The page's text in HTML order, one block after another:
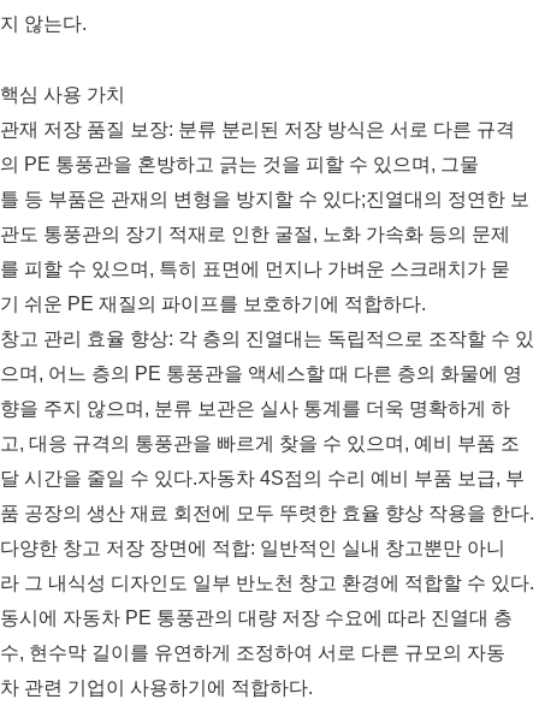
지 않는다.
핵심 사용 가치
관재 저장 품질 보장: 분류 분리된 저장 방식은 서로 다른 규격
의 PE 통풍관을 혼방하고 긁는 것을 피할 수 있으며, 그물
틀 등 부품은 관재의 변형을 방지할 수 있다;진열대의 정연한 보
관도 통풍관의 장기 적재로 인한 굴절, 노화 가속화 등의 문제
를 피할 수 있으며, 특히 표면에 먼지나 가벼운 스크래치가 묻
기 쉬운 PE 재질의 파이프를 보호하기에 적합하다.
창고 관리 효율 향상: 각 층의 진열대는 독립적으로 조작할 수 있
으며, 어느 층의 PE 통풍관을 액세스할 때 다른 층의 화물에 영
향을 주지 않으며, 분류 보관은 실사 통계를 더욱 명확하게 하
고, 대응 규격의 통풍관을 빠르게 찾을 수 있으며, 예비 부품 조
달 시간을 줄일 수 있다.자동차 4S점의 수리 예비 부품 보급, 부
품 공장의 생산 재료 회전에 모두 뚜렷한 효율 향상 작용을 한다.
다양한 창고 저장 장면에 적합: 일반적인 실내 창고뿐만 아니
라 그 내식성 디자인도 일부 반노천 창고 환경에 적합할 수 있다.
동시에 자동차 PE 통풍관의 대량 저장 수요에 따라 진열대 층
수, 현수막 길이를 유연하게 조정하여 서로 다른 규모의 자동
차 관련 기업이 사용하기에 적합하다.